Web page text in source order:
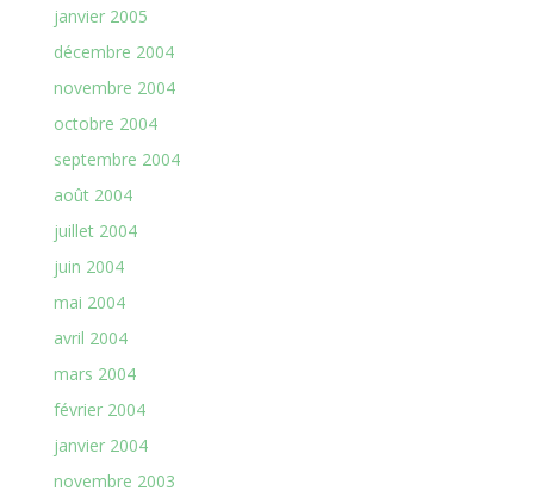
janvier 2005
décembre 2004
novembre 2004
octobre 2004
septembre 2004
août 2004
juillet 2004
juin 2004
mai 2004
avril 2004
mars 2004
février 2004
janvier 2004
novembre 2003